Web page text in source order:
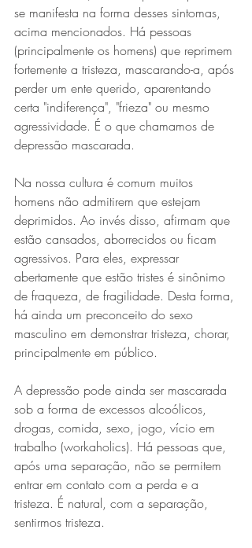
se manifesta na forma desses sintomas,
acima mencionados. Há pessoas
(principalmente os homens) que reprimem
fortemente a tristeza, mascarando-a, após
perder um ente querido, aparentando
certa "indiferença", "frieza" ou mesmo
agressividade. É o que chamamos de
depressão mascarada.
Na nossa cultura é comum muitos
homens não admitirem que estejam
deprimidos. Ao invés disso, afirmam que
estão cansados, aborrecidos ou ficam
agressivos. Para eles, expressar
abertamente que estão tristes é sinônimo
de fraqueza, de fragilidade. Desta forma,
há ainda um preconceito do sexo
masculino em demonstrar tristeza, chorar,
principalmente em público.
A depressão pode ainda ser mascarada
sob a forma de excessos alcoólicos,
drogas, comida, sexo, jogo, vício em
trabalho (workaholics). Há pessoas que,
após uma separação, não se permitem
entrar em contato com a perda e a
tristeza. É natural, com a separação,
sentirmos tristeza.